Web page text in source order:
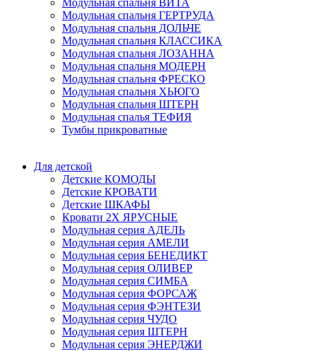
Модульная спальня ГЕРТРУДА
Модульная спальня ДОЛЬЧЕ
Модульная спальня КЛАССИКА
Модульная спальня ЛОЗАННА
Модульная спальня МОДЕРН
Модульная спальня ФРЕСКО
Модульная спальня ХЬЮГО
Модульная спальня ШТЕРН
Модульная спалья ТЕФИЯ
Тумбы прикроватные
Для детской
Детские КОМОДЫ
Детские КРОВАТИ
Детские ШКАФЫ
Кровати 2Х ЯРУСНЫЕ
Модульная серия АДЕЛЬ
Модульная серия АМЕЛИ
Модульная серия БЕНЕДИКТ
Модульная серия ОЛИВЕР
Модульная серия СИМБА
Модульная серия ФОРСАЖ
Модульная серия ФЭНТЕЗИ
Модульная серия ЧУДО
Модульная серия ШТЕРН
Модульная серия ЭНЕРДЖИ